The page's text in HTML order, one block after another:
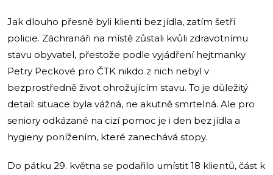
Jak dlouho přesně byli klienti bez jídla, zatím šetří
policie. Záchranáři na místě zůstali kvůli zdravotnímu
stavu obyvatel, přestože podle vyjádření hejtmanky
Petry Peckové pro ČTK nikdo z nich nebyl v
bezprostředně život ohrožujícím stavu. To je důležitý
detail: situace byla vážná, ne akutně smrtelná. Ale pro
seniory odkázané na cizí pomoc je i den bez jídla a
hygieny ponížením, které zanechává stopy.
Do pátku 29. května se podařilo umístit 18 klientů, část k